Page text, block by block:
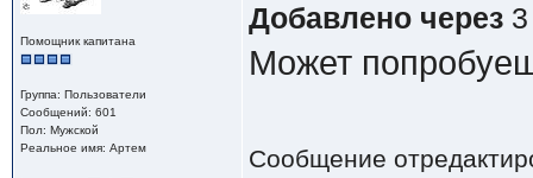
Помощник капитана
Группа: Пользователи
Сообщений: 601
Пол: Мужской
Реальное имя: Артем
Добавлено через
Может
Сообщение